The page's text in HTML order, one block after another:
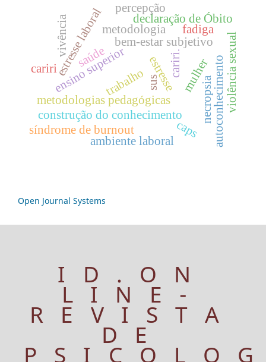
metodologias pedagógicas
construção do conhecimento
ensino superior
síndrome de burnout
estresse
ambiente laboral
bem-estar subjetivo
estresse laboral mulher
trabalho
metodologia
vivência
autoconhecimento
declaração de Óbito
necropsia
cariri.
percepção
violência sexual
saúde
sus
cariri
fadiga
caps
Open Journal Systems
ID.ON
LINE-
REVISTA
DE